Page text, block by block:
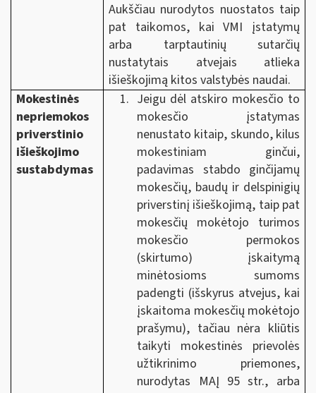
Aukščiau nurodytos nuostatos taip
pat taikomos, kai VMI įstatymų
arba tarptautinių sutarčių
nustatytais atvejais atlieka
išieškojimą kitos valstybės naudai.
Mokestinės
nepriemokos
priverstinio
išieškojimo
sustabdymas
Jeigu dėl atskiro mokesčio to
mokesčio įstatymas
nenustato kitaip, skundo, kilus
mokestiniam ginčui,
padavimas stabdo ginčijamų
mokesčių, baudų ir delspinigių
priverstinį išieškojimą, taip pat
mokesčių mokėtojo turimos
mokesčio permokos
(skirtumo) įskaitymą
minėtosioms sumoms
padengti (išskyrus atvejus, kai
įskaitoma mokesčių mokėtojo
prašymu), tačiau nėra kliūtis
taikyti mokestinės prievolės
užtikrinimo priemones,
nurodytas MAĮ 95 str., arba